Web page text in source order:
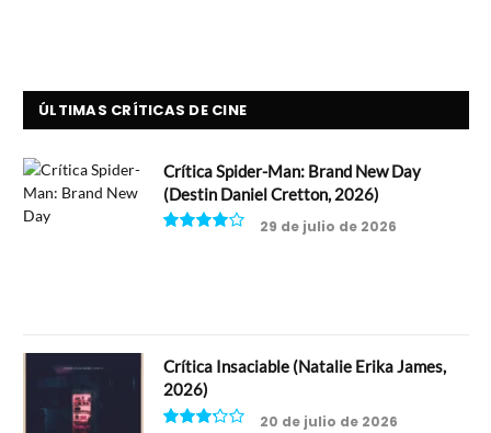
ÚLTIMAS CRÍTICAS DE CINE
Crítica Spider-Man: Brand New Day
(Destin Daniel Cretton, 2026)
29 de julio de 2026
Crítica Insaciable (Natalie Erika James,
2026)
20 de julio de 2026